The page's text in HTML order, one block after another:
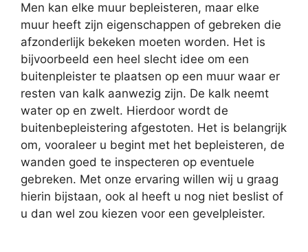
Men kan elke muur bepleisteren, maar elke
muur heeft zijn eigenschappen of gebreken die
afzonderlijk bekeken moeten worden. Het is
bijvoorbeeld een heel slecht idee om een
buitenpleister te plaatsen op een muur waar er
resten van kalk aanwezig zijn. De kalk neemt
water op en zwelt. Hierdoor wordt de
buitenbepleistering afgestoten. Het is belangrijk
om, vooraleer u begint met het bepleisteren, de
wanden goed te inspecteren op eventuele
gebreken. Met onze ervaring willen wij u graag
hierin bijstaan, ook al heeft u nog niet beslist of
u dan wel zou kiezen voor een gevelpleister.